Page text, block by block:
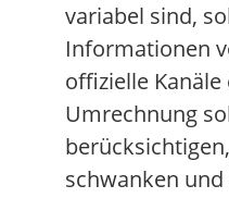
variabel sind,
Informationen
offizielle
Umrechnung
schwanken